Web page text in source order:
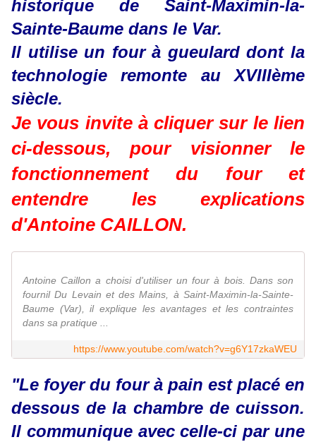
historique de Saint-Maximin-la-
Sainte-Baume dans le Var.
Il utilise un four à gueulard dont la
technologie remonte au XVIIIème
siècle.
Je vous invite à cliquer sur le lien
ci-dessous, pour visionner le
fonctionnement du four et
entendre les explications
d'Antoine CAILLON.
Antoine Caillon a choisi d'utiliser un four à bois. Dans son
fournil Du Levain et des Mains, à Saint-Maximin-la-Sainte-
Baume (Var), il explique les avantages et les contraintes
dans sa pratique ...
https://www.youtube.com/watch?v=g6Y17zkaWEU
"Le foyer du four à pain est placé en
dessous de la chambre de cuisson.
Il communique avec celle-ci par une